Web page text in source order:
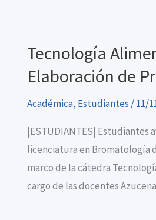
Tecnología
Elaboración de
Académica, Estudiantes /11/
|ESTUDIANTES| Estudiantes
licenciatura en Bromatología
marco de la cátedra
cargo de las docentes